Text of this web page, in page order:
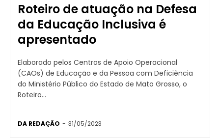
Roteiro de atuação na Defesa
da Educação Inclusiva é
apresentado
Elaborado pelos Centros de Apoio Operacional
(CAOs) de Educação e da Pessoa com Deficiência
do Ministério Público do Estado de Mato Grosso, o
Roteiro...
DA REDAÇÃO - 31/05/2023